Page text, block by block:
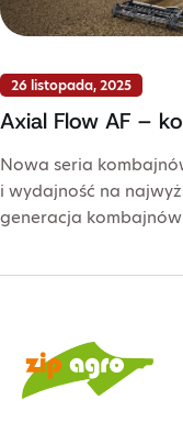
26 listopada, 2025
Axial Flow AF –
Nowa seria
i wydajność na
generacja